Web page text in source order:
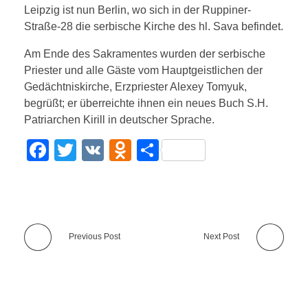
Leipzig ist nun Berlin, wo sich in der Ruppiner-
Straße-28 die serbische Kirche des hl. Sava befindet.
Am Ende des Sakramentes wurden der serbische
Priester und alle Gäste vom Hauptgeistlichen der
Gedächtniskirche, Erzpriester Alexey Tomyuk,
begrüßt; er überreichte ihnen ein neues Buch S.H.
Patriarchen Kirill in deutscher Sprache.
F
b
T
V
O T
Previous Post Next Post